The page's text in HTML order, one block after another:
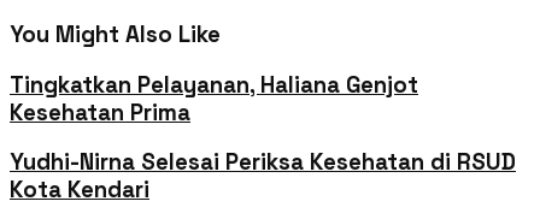
You Might Also Like
Tingkatkan Pelayanan, Haliana Genjot
Kesehatan Prima
Yudhi-Nirna Selesai Periksa Kesehatan di RSUD
Kota Kendari